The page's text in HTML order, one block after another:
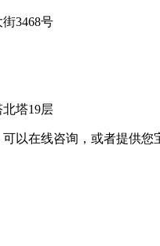
3468号
塔19层
以在线咨询，或者提供您